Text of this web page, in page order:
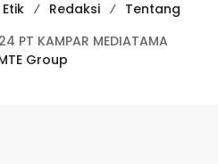
Redaksi
Tentang
KAMPAR MEDIATAMA
Group